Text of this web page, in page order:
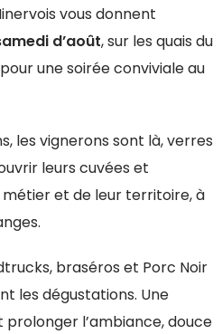
vous donnent
d’août, sur les quais du
une soirée conviviale au
les vignerons sont là, verres
leurs cuvées et
et de leur territoire, à
braséros et Porc Noir
les dégustations. Une
l’ambiance, douce